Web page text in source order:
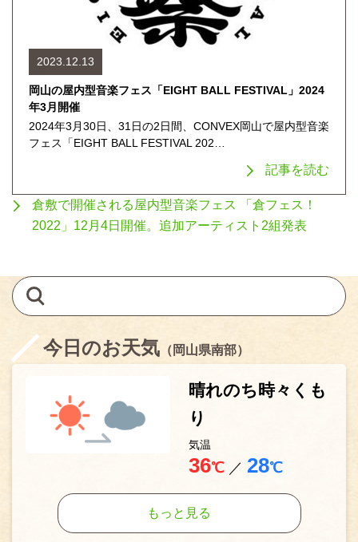
2023.12.13
岡山の屋内型音楽フェス「EIGHT BALL FESTIVAL」2024
年3月開催
2024年3月30日、31日の2日間、CONVEX岡山で屋内型音楽
フェス「EIGHT BALL FESTIVAL 202…
記事を読む
倉敷で開催される屋内型音楽フェス 「倉フェス！
2022」12月4日開催。追加アーティスト2組発表
今日のお天気 （岡山県南部）
晴れのち時々くも
り
気温
36℃／ 28℃
もっと見る